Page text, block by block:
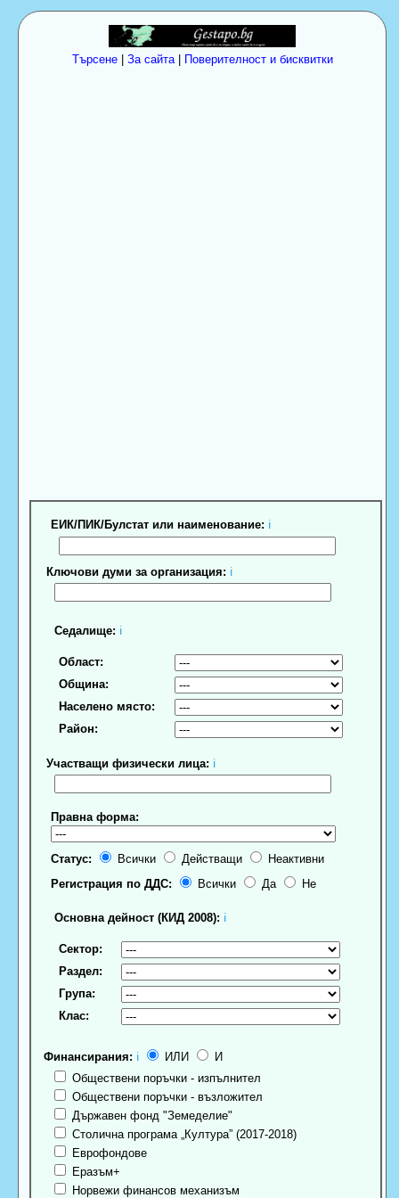
Търсене| За сайта| Поверителност и бисквитки
ЕИК/ПИК/Булстат или наименование: ℹ
Ключови думи за организация: ℹ
Седалище: ℹ
Област:
Община:
Населено място:
Район:
Участващи физически лица: ℹ
Правна форма:
Статус: Всички Действащи
Неактивни
Регистрация по ДДС:
Всички Да Не
Основна дейност (КИД 2008): ℹ
Сектор:
Раздел:
Група:
Клас:
Финансирания: ℹ ИЛИ
И
Обществени поръчки - изпълнител
Обществени поръчки - възложител
Държавен фонд "Земеделие"
Столична програма „Култура” (2017-2018)
Еврофондове
Еразъм+
Норвежи финансов механизъм